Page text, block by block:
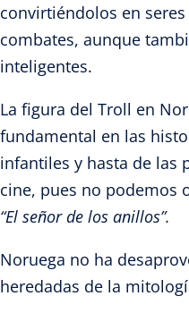
convirtiéndolos en
combates, aunque
inteligentes.
La figura del Troll en
fundamental en las
infantiles y hasta de las
cine, pues no podemos
“El señor de los anillos”.
Noruega no ha
heredadas de la